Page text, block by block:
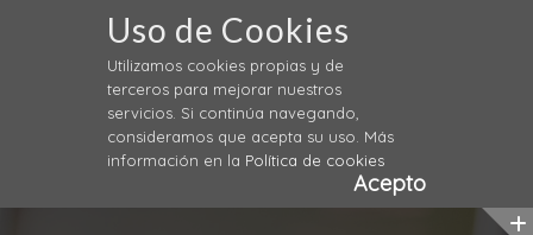
Uso de Cookies
Utilizamos cookies propias y de
terceros para mejorar nuestros
servicios. Si continúa navegando,
consideramos que acepta su uso. Más
información en la Política de cookies
Acepto